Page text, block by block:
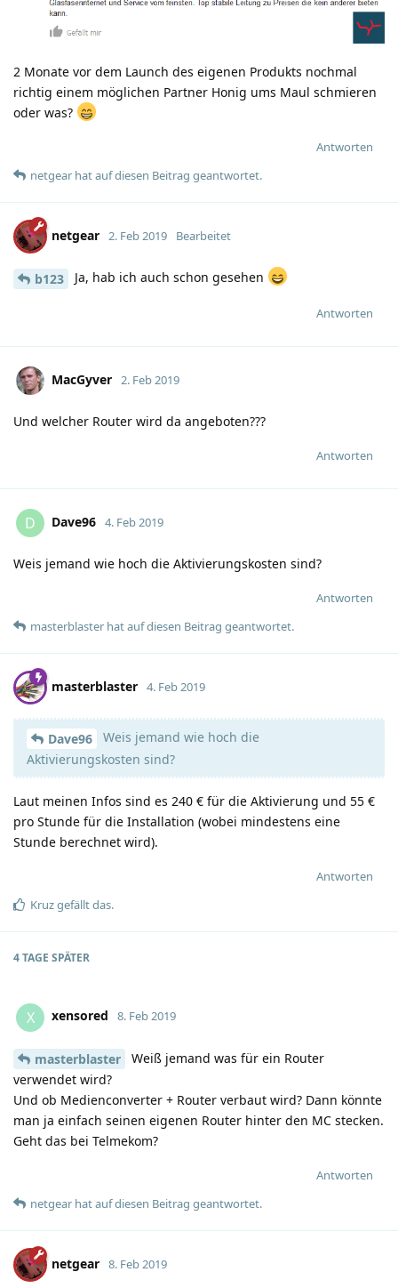
2 Monate vor dem Launch des eigenen Produkts nochmal
richtig einem möglichen Partner Honig ums Maul schmieren
oder was?
Antworten
netgear hatauf diesen Beitrag geantwortet.
netgear 2. Feb 2019 Bearbeitet
b123 Ja, hab ich auch schon gesehen
Antworten
MacGyver 2. Feb 2019
Und welcher Router wird da angeboten???
Antworten
D Dave96 4. Feb 2019
Weis jemand wie hoch die Aktivierungskosten sind?
Antworten
masterblaster hatauf diesen Beitrag geantwortet.
masterblaster 4. Feb 2019
Dave96
Weis jemand wie hoch die
Aktivierungskosten sind?
Laut meinen Infos sind es 240 € für die Aktivierung und 55 €
pro Stunde für die Installation (wobei mindestens eine
Stunde berechnet wird).
Antworten
Kruzgefällt das.
4 TAGE SPÄTER
X xensored 8. Feb 2019
masterblaster
Weiß jemand was für ein Router
verwendet wird?
Und ob Medienconverter + Router verbaut wird? Dann könnte
man ja einfach seinen eigenen Router hinter den MC stecken.
Geht das bei Telmekom?
Antworten
netgear hatauf diesen Beitrag geantwortet.
netgear 8. Feb 2019